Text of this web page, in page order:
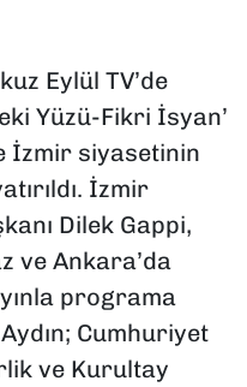
Eylül TV’de
Yüzü-Fikri İsyan’
İzmir siyasetinin
İzmir
Dilek Gappi,
ve Ankara’da
programa
Cumhuriyet
ve Kurultay